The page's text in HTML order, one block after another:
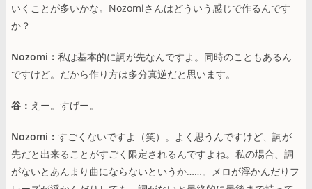
いくことが多いかな。Nozomiさんはどういう感じで作るんです
か？
Nozomi： 私は基本的に詞が先なんですよ。同時のこともあるん
ですけど。だから作り方は多分真逆だと思います。
谷： えー。すげー。
Nozomi： すごくないですよ（笑）。よく思うんですけど、詞が
先だと出来ることがすごく限定されるんですよね。私の場合、詞
がないとあんまり曲にならないというか……。メロが浮かんだりフ